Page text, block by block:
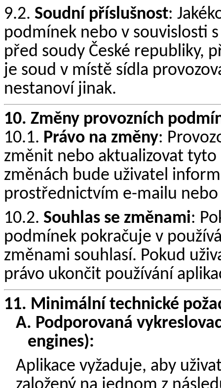
9.2. Soudní příslušnost:
podmínek nebo v souvislosti
před soudy České republiky,
je soud v místě sídla
nestanoví jinak.
10. Změny provozních
10.1. Právo na změny:
změnit nebo aktualizovat
změnách bude uživatel
prostřednictvím e-mailu
10.2. Souhlas se změnami:
podmínek pokračuje v
změnami souhlasí. Pokud
právo ukončit používání
11. Minimální technické
A. Podporovaná
engines):
Aplikace vyžaduje, aby